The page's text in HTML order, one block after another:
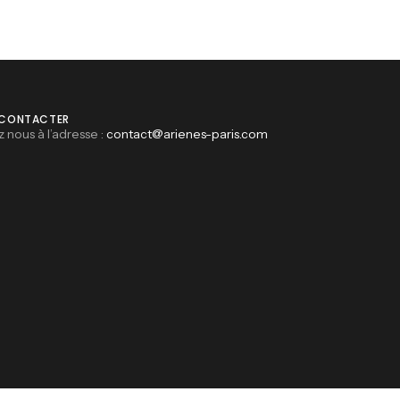
nous à l’adresse :contact@arienes-paris.com